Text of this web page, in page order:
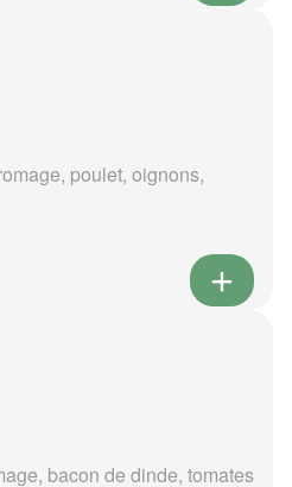
poulet, oignons,
bacon de dinde, tomates